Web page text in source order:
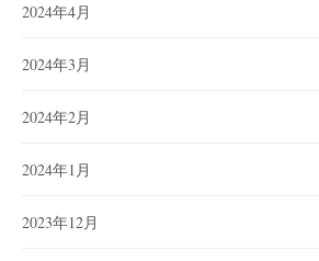
2024年4月
2024年3月
2024年2月
2024年1月
2023年12月